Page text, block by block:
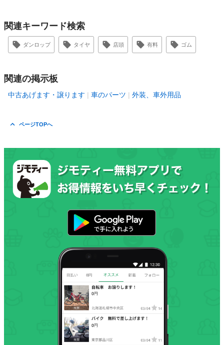
関連キーワード検索
ダンロップ タイヤ 店頭 有料 ゴム
関連の掲示板
中古あげます・譲ります 車のパーツ 外装、車外用品
ページTOPへ